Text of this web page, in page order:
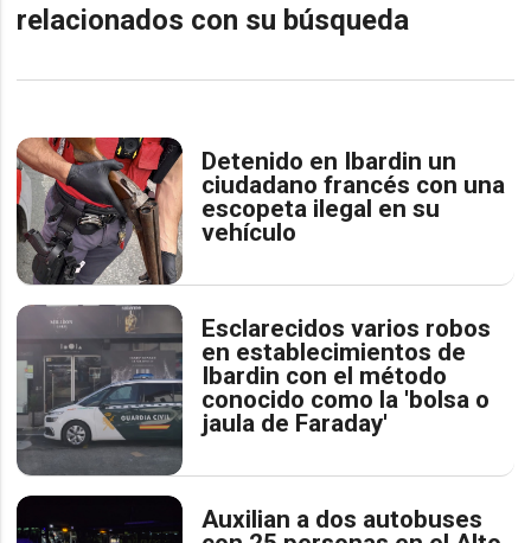
relacionados con su búsqueda
Detenido en Ibardin un
ciudadano francés con una
escopeta ilegal en su
vehículo
Esclarecidos varios robos
en establecimientos de
Ibardin con el método
conocido como la 'bolsa o
jaula de Faraday'
Auxilian a dos autobuses